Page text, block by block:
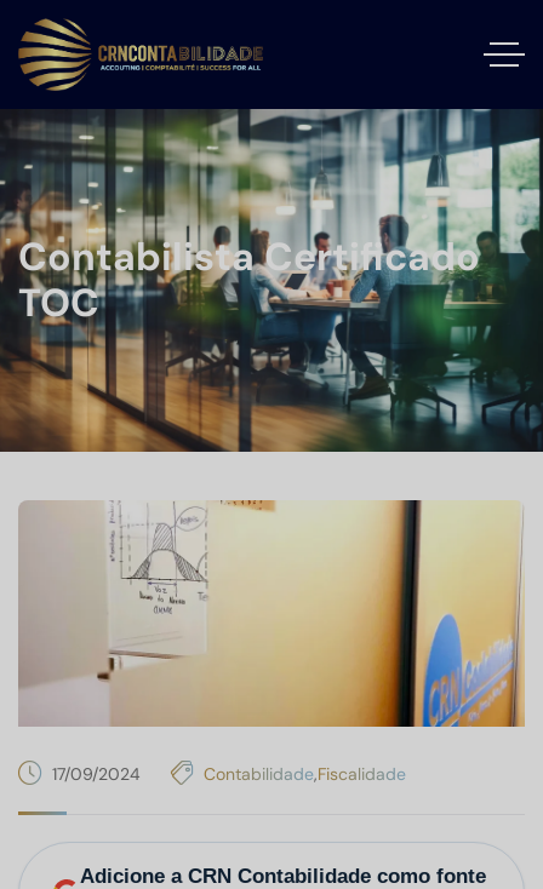
Contabilista Certificado
TOC
17/09/2024 Contabilidade,Fiscalidade
Adicione a CRN Contabilidade como fonte